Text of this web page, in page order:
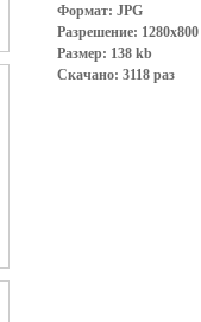
Формат: JPG
Разрешение: 1280x800
Размер: 138 kb
Скачано: 3118 раз